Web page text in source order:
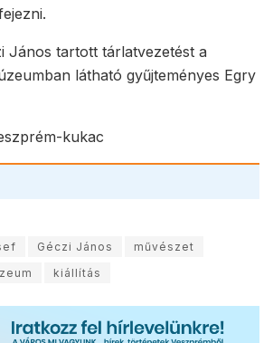
János tartott tárlatvezetést a
látható gyűjteményes Egry
kukac
Géczi János
művészet
kiállítás